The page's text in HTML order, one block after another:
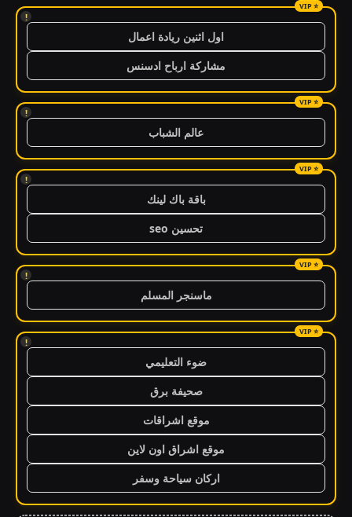
!
اول اثنين ريادة اعمال
مشاركة ارباح ادسنس
!
عالم الشباب
!
باقة باك لينك
تحسين seo
!
ماسنجر المسلم
!
ضوء التعليمي
صحيفة برق
موقع اشراقات
موقع اشراق اون لاين
اركان سياحة وسفر